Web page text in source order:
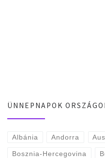
ÜNNEPNAPOK
Albánia Andorra
Bosznia-Hercegovina